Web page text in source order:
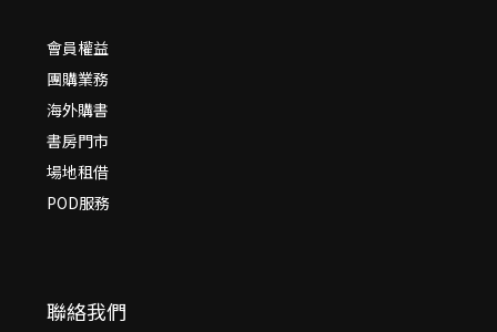
會員權益
團購業務
海外購書
書房門市
場地租借
POD服務
聯絡我們